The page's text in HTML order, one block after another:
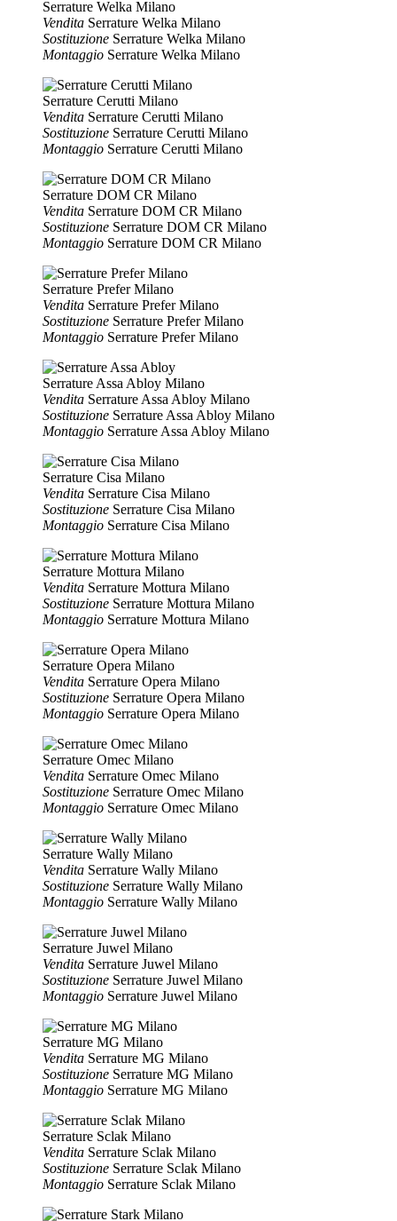
Serrature Welka Milano
Vendita Serrature Welka Milano
Sostituzione Serrature Welka Milano
Montaggio Serrature Welka Milano
Serrature Cerutti Milano
Vendita Serrature Cerutti Milano
Sostituzione Serrature Cerutti Milano
Montaggio Serrature Cerutti Milano
Serrature DOM CR Milano
Vendita Serrature DOM CR Milano
Sostituzione Serrature DOM CR Milano
Montaggio Serrature DOM CR Milano
Serrature Prefer Milano
Vendita Serrature Prefer Milano
Sostituzione Serrature Prefer Milano
Montaggio Serrature Prefer Milano
Serrature Assa Abloy Milano
Vendita Serrature Assa Abloy Milano
Sostituzione Serrature Assa Abloy Milano
Montaggio Serrature Assa Abloy Milano
Serrature Cisa Milano
Vendita Serrature Cisa Milano
Sostituzione Serrature Cisa Milano
Montaggio Serrature Cisa Milano
Serrature Mottura Milano
Vendita Serrature Mottura Milano
Sostituzione Serrature Mottura Milano
Montaggio Serrature Mottura Milano
Serrature Opera Milano
Vendita Serrature Opera Milano
Sostituzione Serrature Opera Milano
Montaggio Serrature Opera Milano
Serrature Omec Milano
Vendita Serrature Omec Milano
Sostituzione Serrature Omec Milano
Montaggio Serrature Omec Milano
Serrature Wally Milano
Vendita Serrature Wally Milano
Sostituzione Serrature Wally Milano
Montaggio Serrature Wally Milano
Serrature Juwel Milano
Vendita Serrature Juwel Milano
Sostituzione Serrature Juwel Milano
Montaggio Serrature Juwel Milano
Serrature MG Milano
Vendita Serrature MG Milano
Sostituzione Serrature MG Milano
Montaggio Serrature MG Milano
Serrature Sclak Milano
Vendita Serrature Sclak Milano
Sostituzione Serrature Sclak Milano
Montaggio Serrature Sclak Milano